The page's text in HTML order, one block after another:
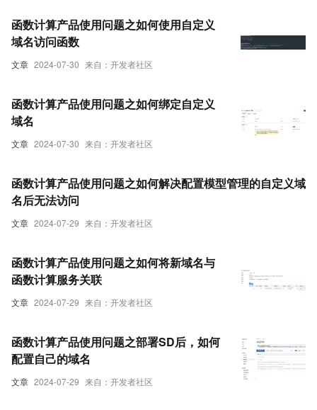
文章 2024-07-30 来自：开发者社区
函数计算产品使用问题之如何使用自定义
域名访问函数
文章 2024-07-30 来自：开发者社区
函数计算产品使用问题之如何绑定自定义
域名
文章 2024-07-29 来自：开发者社区
函数计算产品使用问题之如何解决配置模型管理的自定义域
名后无法访问
文章 2024-07-29 来自：开发者社区
函数计算产品使用问题之如何将新域名与
函数计算服务关联
文章 2024-07-29 来自：开发者社区
函数计算产品使用问题之部署SD后，如何
配置自己的域名